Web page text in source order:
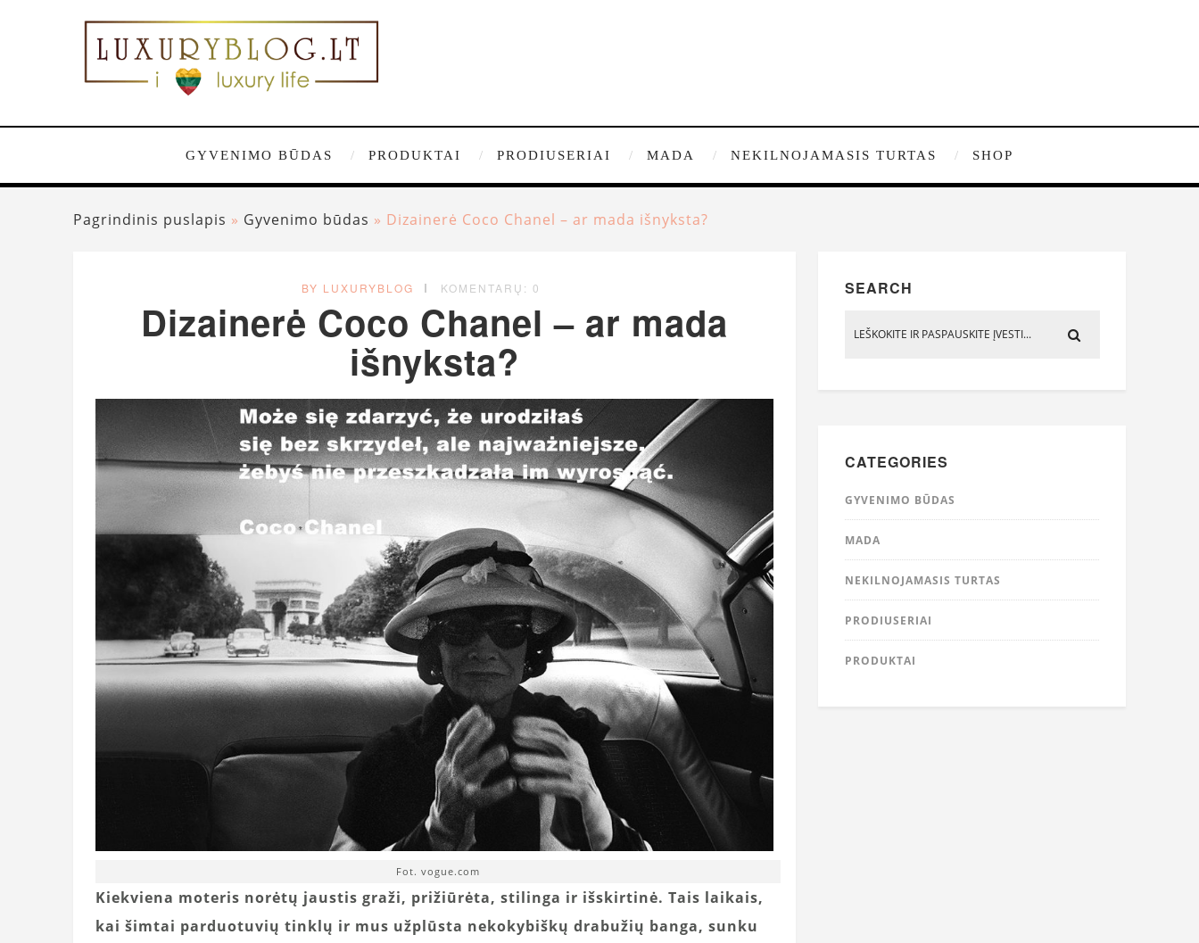
GYVENIMO BŪDAS PRODUKTAI PRODIUSERIAI MADA NEKILNOJAMASIS TURTAS SHOP
Pagrindinis puslapis » Gyvenimo būdas » Dizainerė Coco Chanel – ar mada išnyksta?
BY LUXURYBLOG KOMENTARŲ: 0
Dizainerė Coco Chanel – ar mada
išnyksta?
Fot. vogue.com
Kiekviena moteris norėtų jaustis graži, prižiūrėta, stilinga ir išskirtinė. Tais laikais,
kai šimtai parduotuvių tinklų ir mus užplūsta nekokybiškų drabužių banga, sunku
SEARCH
CATEGORIES
GYVENIMO BŪDAS
MADA
NEKILNOJAMASIS TURTAS
PRODIUSERIAI
PRODUKTAI